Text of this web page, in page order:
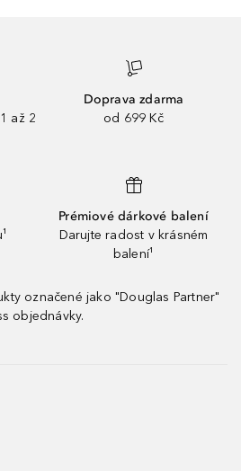
až 2
Doprava zdarma
od 699 Kč
Prémiové dárkové balení
Darujte radost v krásném
balení¹
označené jako "Douglas Partner"
objednávky.